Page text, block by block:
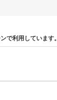
で利用しています。